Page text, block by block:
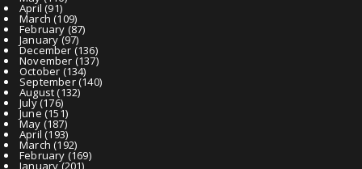
April (91)
March (109)
February (87)
January(97)
December (136)
November (137)
October (134)
September(140)
August(132)
July(176)
June(151)
May (187)
April (193)
March (192)
February (169)
January(201)